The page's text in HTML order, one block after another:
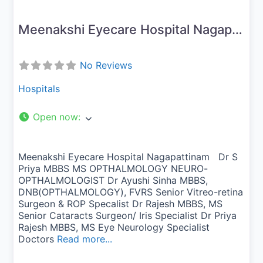
Meenakshi Eyecare Hospital Nagapattinam
No Reviews
Hospitals
Open now:
Meenakshi Eyecare Hospital Nagapattinam Dr S
Priya MBBS MS OPTHALMOLOGY NEURO-
OPTHALMOLOGIST Dr Ayushi Sinha MBBS,
DNB(OPTHALMOLOGY), FVRS Senior Vitreo-retina
Surgeon & ROP Specalist Dr Rajesh MBBS, MS
Senior Cataracts Surgeon/ Iris Specialist Dr Priya
Rajesh MBBS, MS Eye Neurology Specialist
Doctors Read more...